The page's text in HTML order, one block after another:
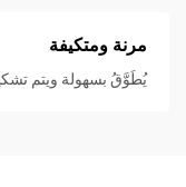
مرنة ومتكيفة
يُطَوَّقُ بسهولة ويتم